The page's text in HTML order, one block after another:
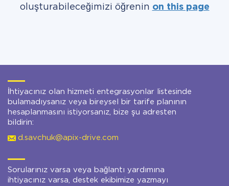
oluşturabileceğimizi öğrenin on this page
İhtiyacınız olan hizmeti entegrasyonlar listesinde
bulamadıysanız veya bireysel bir tarife planının
hesaplanmasını istiyorsanız, bize şu adresten
bildirin:
d.savchuk@apix-drive.com
Sorularınız varsa veya bağlantı yardımına
ihtiyacınız varsa, destek ekibimize yazmayı